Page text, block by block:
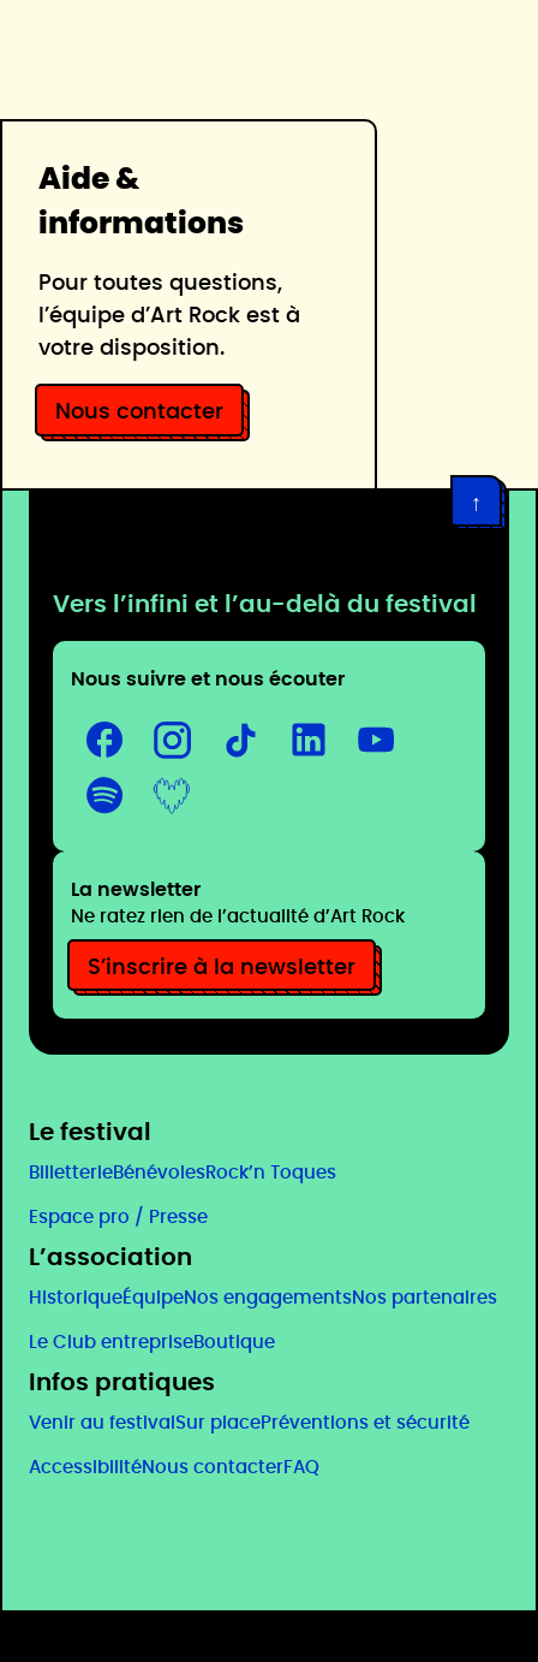
Aide &
informations
Pour toutes questions,
l’équipe d’Art Rock est à
votre disposition.
Nous contacter
Le festival
BilletterieBénévolesRock’n Toques
Espace pro / Presse
L’association
HistoriqueÉquipeNos engagementsNos partenaires
Le Club entrepriseBoutique
Infos pratiques
Venir au festival Sur placePréventions et sécurité
AccessibilitéNous contacterFAQ
↑
Vers l’infini et l’au-delà du festival
Nous suivre et nous écouter
La newsletter
Ne ratez rien de l’actualité d’Art Rock
S’inscrire à la newsletter